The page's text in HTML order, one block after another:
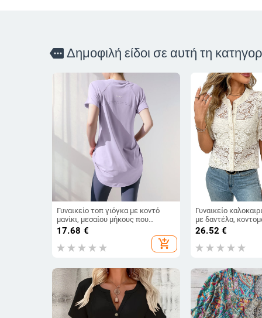
more Δημοφιλή είδοι σε αυτή τη
Γυναικείο τοπ γιόγκα με κοντό
μανίκι, μεσαίου μήκους που
καλύπτει τους γοφούς,
αδυνατιστικό, γρήγορο στέγνωμα
και αναπνεύσιμο.
17.68 €
add_shopping_cart
Γυναικείο
με δαντέλα,
φλοράλ μοτίβο,
βαμβάκι-
26.52 €